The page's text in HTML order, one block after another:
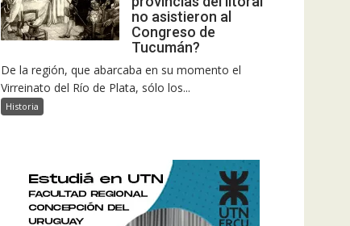
no asistieron al
Congreso de
Tucumán?
De la región, que abarcaba en su momento el
Virreinato del Río de Plata, sólo los...
Historia